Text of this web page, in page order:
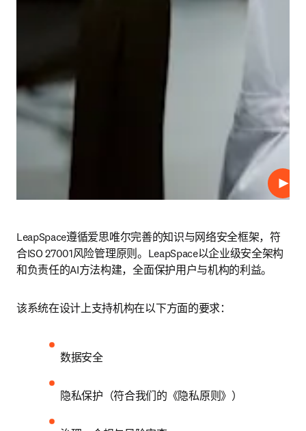
播放
LeapSpace遵循爱思唯尔完善的知识与网络安全框架，符
合ISO 27001风险管理原则。LeapSpace以企业级安全架构
和负责任的AI方法构建，全面保护用户与机构的利益。
该系统在设计上支持机构在以下方面的要求：
数据安全
隐私保护（符合我们的《隐私原则》）